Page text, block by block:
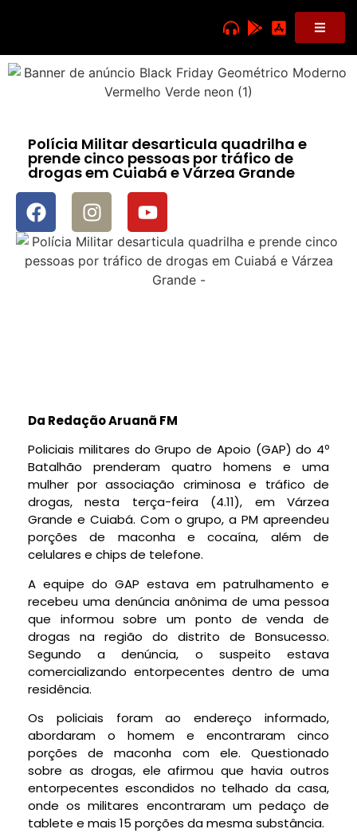
Polícia Militar desarticula quadrilha e
prende cinco pessoas por tráfico de
drogas em Cuiabá e Várzea Grande
Da Redação Aruanã FM
Policiais militares do Grupo de Apoio (GAP) do 4º
Batalhão prenderam quatro homens e uma
mulher por associação criminosa e tráfico de
drogas, nesta terça-feira (4.11), em Várzea
Grande e Cuiabá. Com o grupo, a PM apreendeu
porções de maconha e cocaína, além de
celulares e chips de telefone.
A equipe do GAP estava em patrulhamento e
recebeu uma denúncia anônima de uma pessoa
que informou sobre um ponto de venda de
drogas na região do distrito de Bonsucesso.
Segundo a denúncia, o suspeito estava
comercializando entorpecentes dentro de uma
residência.
Os policiais foram ao endereço informado,
abordaram o homem e encontraram cinco
porções de maconha com ele. Questionado
sobre as drogas, ele afirmou que havia outros
entorpecentes escondidos no telhado da casa,
onde os militares encontraram um pedaço de
tablete e mais 15 porções da mesma substância.